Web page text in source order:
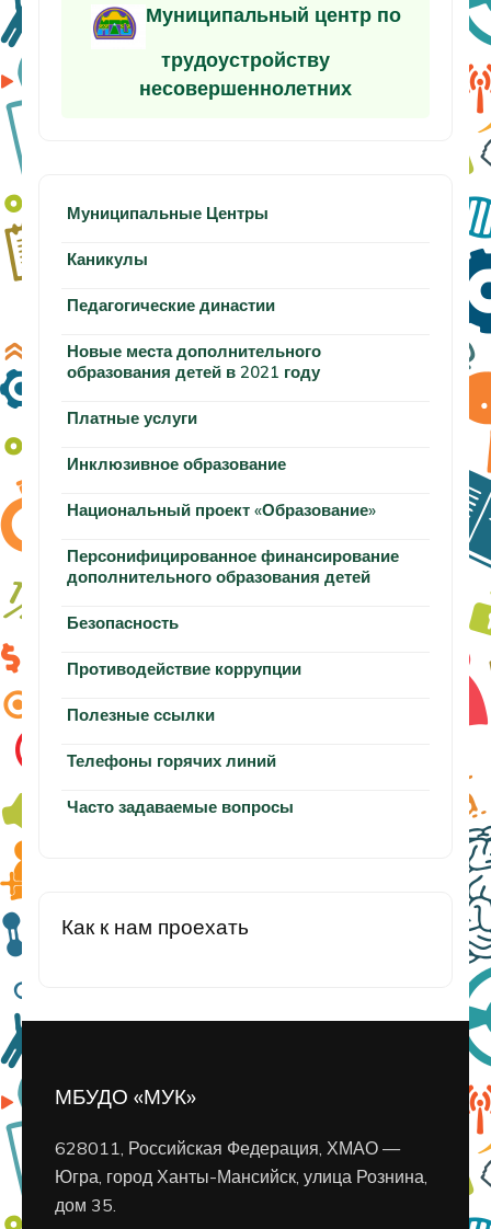
Муниципальный центр по
трудоустройству
несовершеннолетних
Муниципальные Центры
Каникулы
Педагогические династии
Новые места дополнительного
образования детей в 2021 году
Платные услуги
Инклюзивное образование
Национальный проект «Образование»
Персонифицированное финансирование
дополнительного образования детей
Безопасность
Противодействие коррупции
Полезные ссылки
Телефоны горячих линий
Часто задаваемые вопросы
Как к нам проехать
МБУДО «МУК»
628011, Российская Федерация, ХМАО —
Югра, город Ханты-Мансийск, улица Рознина,
дом 35.